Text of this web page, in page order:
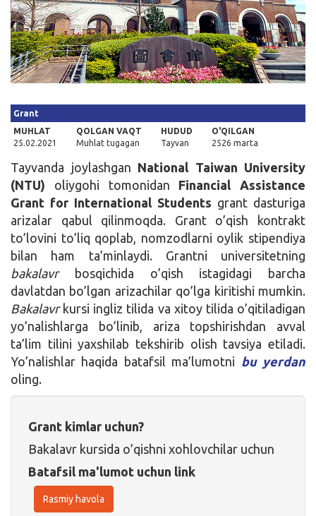
Grant
MUHLAT
25.02.2021
QOLGAN VAQT
Muhlat tugagan
HUDUD
Tayvan
O'QILGAN
2526 marta
Tayvanda joylashgan National Taiwan University
(NTU) oliygohi tomonidan Financial Assistance
Grant for International Students grant dasturiga
arizalar qabul qilinmoqda. Grant o’qish kontrakt
to’lovini to’liq qoplab, nomzodlarni oylik stipendiya
bilan ham ta’minlaydi. Grantni universitetning
bakalavrbosqichida o’qish istagidagi barcha
davlatdan bo’lgan arizachilar qo’lga kiritishi mumkin.
Bakalavr kursi ingliz tilida va xitoy tilida o’qitiladigan
yo’nalishlarga bo’linib, ariza topshirishdan avval
ta’lim tilini yaxshilab tekshirib olish tavsiya etiladi.
Yo’nalishlar haqida batafsil ma’lumotni bu yerdan
oling.
Grant kimlar uchun?
Bakalavr kursida o’qishni xohlovchilar uchun
Batafsil ma'lumot uchun link
Rasmiy havola